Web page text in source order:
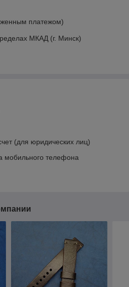
платежом)
МКАД (г. Минск)
(для юридических лиц)
мобильного телефона